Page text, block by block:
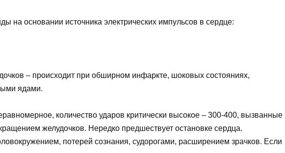
на основании источника электрических импульсов в сердце:
– происходит при обширном инфаркте, шоковых состояниях,
ядами.
количество ударов критически высокое – 300-400, вызванные
желудочков. Нередко предшествует остановке сердца.
потерей сознания, судорогами, расширением зрачков. Если